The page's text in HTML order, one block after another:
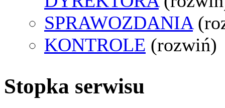
SPRAWOZDANIA
KONTROLE (rozwiń)
Stopka serwisu